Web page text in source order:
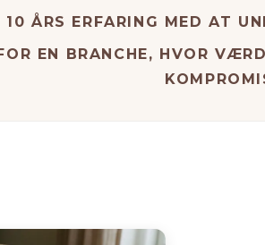
ÅRS ERFARING MED AT
EN BRANCHE, HVOR